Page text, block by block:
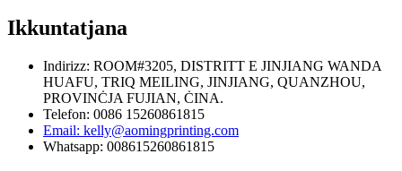
Ikkuntatjana
Indirizz: ROOM#3205, DISTRITT E JINJIANG WANDA
HUAFU, TRIQ MEILING, JINJIANG, QUANZHOU,
PROVINĊJA FUJIAN, ĊINA.
Telefon: 0086 15260861815
Email: kelly@aomingprinting.com
Whatsapp: 008615260861815